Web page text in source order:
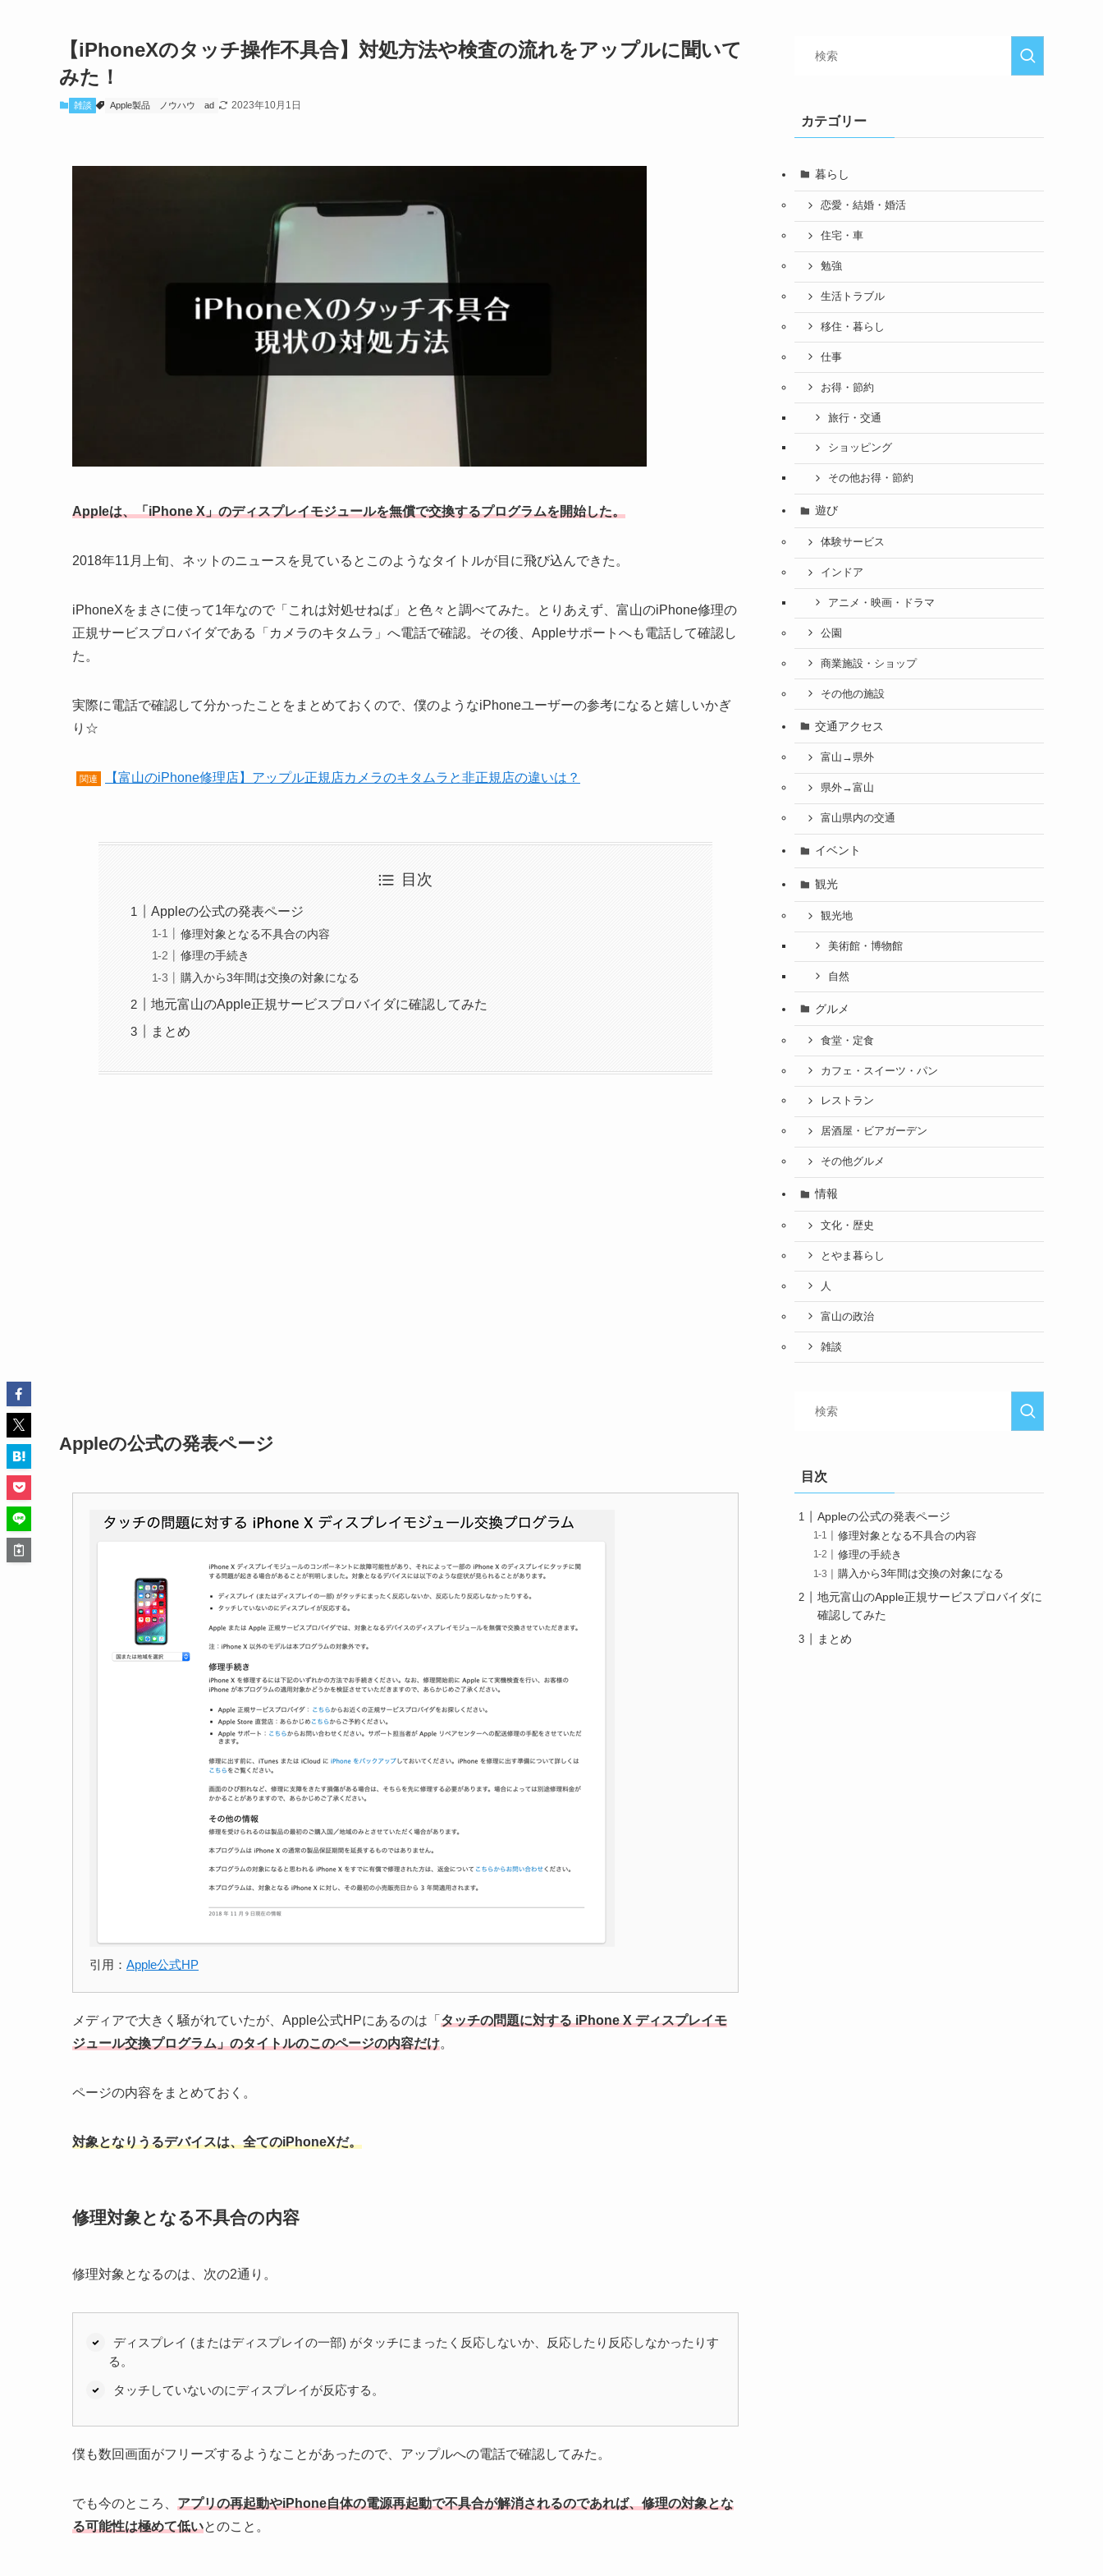
【iPhoneXのタッチ操作不具合】対処方法や検査の流れをアップルに聞いて
みた！
雑談 Apple製品 ノウハウ ad 2023年10月1日
Appleは、「iPhone X」のディスプレイモジュールを無償で交換するプログラムを開始した。
2018年11月上旬、ネットのニュースを見ているとこのようなタイトルが目に飛び込んできた。
iPhoneXをまさに使って1年なので「これは対処せねば」と色々と調べてみた。とりあえず、富山のiPhone修理の
正規サービスプロバイダである「カメラのキタムラ」へ電話で確認。その後、Appleサポートへも電話して確認し
た。
実際に電話で確認して分かったことをまとめておくので、僕のようなiPhoneユーザーの参考になると嬉しいかぎ
り☆
関連 【富山のiPhone修理店】アップル正規店カメラのキタムラと非正規店の違いは？
目次
Appleの公式の発表ページ
修理対象となる不具合の内容
修理の手続き
購入から3年間は交換の対象になる
地元富山のApple正規サービスプロバイダに確認してみた
まとめ
Appleの公式の発表ページ
引用： Apple公式HP
メディアで大きく騒がれていたが、Apple公式HPにあるのは「 タッチの問題に対する iPhone X ディスプレイモ
ジュール交換プログラム」のタイトルのこのページの内容だけ。
ページの内容をまとめておく。
対象となりうるデバイスは、全てのiPhoneXだ。
修理対象となる不具合の内容
修理対象となるのは、次の2通り。
ディスプレイ (またはディスプレイの一部) がタッチにまったく反応しないか、反応したり反応しなかったりす
る。
タッチしていないのにディスプレイが反応する。
僕も数回画面がフリーズするようなことがあったので、アップルへの電話で確認してみた。
でも今のところ、 アプリの再起動やiPhone自体の電源再起動で不具合が解消されるのであれば、修理の対象とな
る可能性は極めて低いとのこと。
カテゴリー
暮らし
恋愛・結婚・婚活
住宅・車
勉強
生活トラブル
移住・暮らし
仕事
お得・節約
旅行・交通
ショッピング
その他お得・節約
遊び
体験サービス
インドア
アニメ・映画・ドラマ
公園
商業施設・ショップ
その他の施設
交通アクセス
富山→県外
県外→富山
富山県内の交通
イベント
観光
観光地
美術館・博物館
自然
グルメ
食堂・定食
カフェ・スイーツ・パン
レストラン
居酒屋・ビアガーデン
その他グルメ
情報
文化・歴史
とやま暮らし
人
富山の政治
雑談
目次
Appleの公式の発表ページ
修理対象となる不具合の内容
修理の手続き
購入から3年間は交換の対象になる
地元富山のApple正規サービスプロバイダに
確認してみた
まとめ